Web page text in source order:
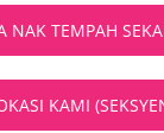
NAK TEMPAH
KAMI